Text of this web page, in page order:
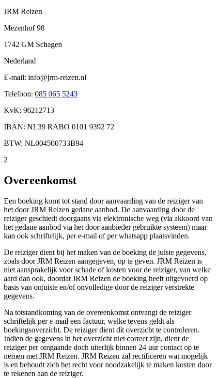
JRM Reizen
Mezenhof 98
1742 GM Schagen
Nederland
E-mail: info@jrm-reizen.nl
Telefoon: 085 065 5243
KvK: 96212713
IBAN: NL39 RABO 0101 9392 72
BTW: NL004500733B94
2
Overeenkomst
Een boeking komt tot stand door aanvaarding van de reiziger van
het door JRM Reizen gedane aanbod. De aanvaarding door de
reiziger geschiedt doorgaans via elektronische weg (via akkoord van
het gedane aanbod via het door aanbieder gebruikte systeem) maar
kan ook schriftelijk, per e-mail of per whatsapp plaatsvinden.
De reiziger dient bij het maken van de boeking de juiste gegevens,
zoals door JRM Reizen aangegeven, op te geven. JRM Reizen is
niet aansprakelijk voor schade of kosten voor de reiziger, van welke
aard dan ook, doordat JRM Reizen de boeking heeft uitgevoerd op
basis van onjuiste en/of onvolledige door de reiziger verstrekte
gegevens.
Na totstandkoming van de overeenkomst ontvangt de reiziger
schriftelijk per e-mail een factuur, welke tevens geldt als
boekingsoverzicht. De reiziger dient dit overzicht te controleren.
Indien de gegevens in het overzicht niet correct zijn, dient de
reiziger per omgaande doch uiterlijk binnen 24 uur contact op te
nemen met JRM Reizen. JRM Reizen zal rectificeren wat mogelijk
is en behoudt zich het recht voor noodzakelijk te maken kosten door
te rekenen aan de reiziger.